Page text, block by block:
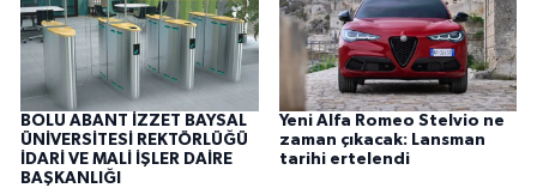
BOLU ABANT İZZET BAYSAL
ÜNİVERSİTESİ REKTÖRLÜĞÜ
İDARİ VE MALİ İŞLER DAİRE
BAŞKANLIĞI
Yeni Alfa Romeo Stelvio ne
zaman çıkacak: Lansman
tarihi ertelendi